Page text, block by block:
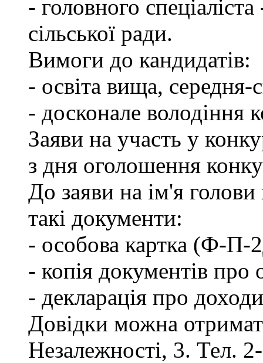
- головного
сільської ради.
Вимоги до кандидатів:
- освіта вища, середня-
- досконале
Заяви на участь у
з дня оголошення
До заяви на ім'я голови
такі документи:
- особова картка (Ф-
- копія документів про
- декларація про
Довідки можна
Незалежності, 3. Тел.